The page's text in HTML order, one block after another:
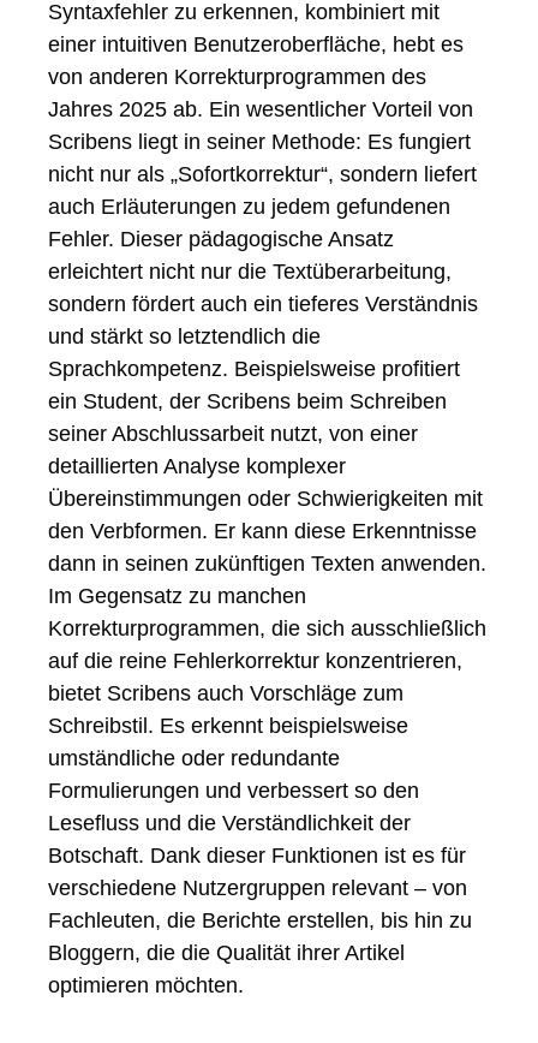
Syntaxfehler zu erkennen, kombiniert mit
einer intuitiven Benutzeroberfläche, hebt es
von anderen Korrekturprogrammen des
Jahres 2025 ab. Ein wesentlicher Vorteil von
Scribens liegt in seiner Methode: Es fungiert
nicht nur als „Sofortkorrektur“, sondern liefert
auch Erläuterungen zu jedem gefundenen
Fehler. Dieser pädagogische Ansatz
erleichtert nicht nur die Textüberarbeitung,
sondern fördert auch ein tieferes Verständnis
und stärkt so letztendlich die
Sprachkompetenz. Beispielsweise profitiert
ein Student, der Scribens beim Schreiben
seiner Abschlussarbeit nutzt, von einer
detaillierten Analyse komplexer
Übereinstimmungen oder Schwierigkeiten mit
den Verbformen. Er kann diese Erkenntnisse
dann in seinen zukünftigen Texten anwenden.
Im Gegensatz zu manchen
Korrekturprogrammen, die sich ausschließlich
auf die reine Fehlerkorrektur konzentrieren,
bietet Scribens auch Vorschläge zum
Schreibstil. Es erkennt beispielsweise
umständliche oder redundante
Formulierungen und verbessert so den
Lesefluss und die Verständlichkeit der
Botschaft. Dank dieser Funktionen ist es für
verschiedene Nutzergruppen relevant – von
Fachleuten, die Berichte erstellen, bis hin zu
Bloggern, die die Qualität ihrer Artikel
optimieren möchten.